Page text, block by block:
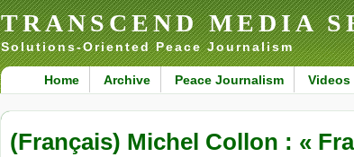
TRANSCEND MEDIA
Solutions-Oriented Peace Journalism
Home Archive Peace Journalism Videos
(Français) Michel Collon : «